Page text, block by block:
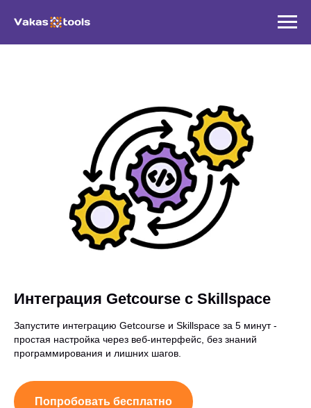
Интеграция Getcourse с Skillspace
Запустите интеграцию Getcourse и Skillspace за 5 минут -
простая настройка через веб-интерфейс, без знаний
программирования и лишних шагов.
Попробовать бесплатно